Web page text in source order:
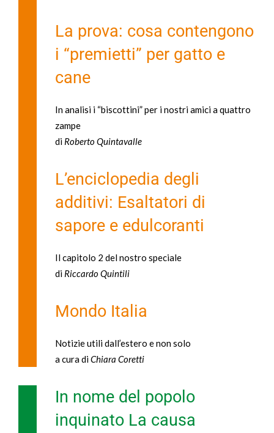
La prova: cosa contengono
i “premietti” per gatto e
cane
In analisi i “biscottini” per i nostri amici a quattro
zampe
di Roberto Quintavalle
L’enciclopedia degli
additivi: Esaltatori di
sapore e edulcoranti
Il capitolo 2 del nostro speciale
di Riccardo Quintili
Mondo Italia
Notizie utili dall’estero e non solo
a cura diChiara Coretti
In nome del popolo
inquinato La causa